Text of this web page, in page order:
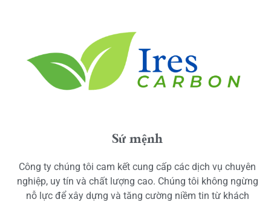
Sứ mệnh
Công ty chúng tôi cam kết cung cấp các dịch vụ chuyên
nghiệp, uy tín và chất lượng cao. Chúng tôi không ngừng
nỗ lực để xây dựng và tăng cường niềm tin từ khách